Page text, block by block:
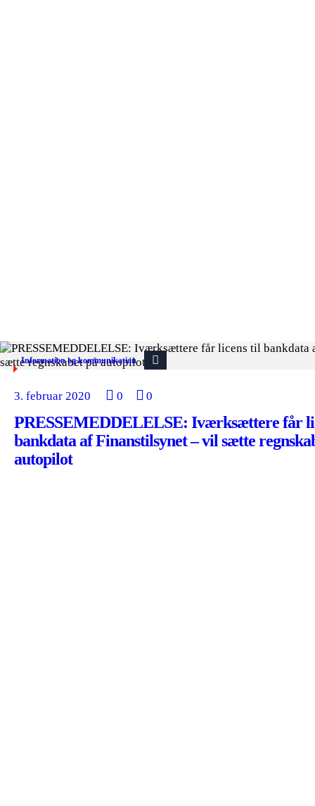
Information og kommunikation
3. februar 2020 0 0
PRESSEMEDDELELSE: Iværksættere får
bankdata af Finanstilsynet – vil sætte
autopilot